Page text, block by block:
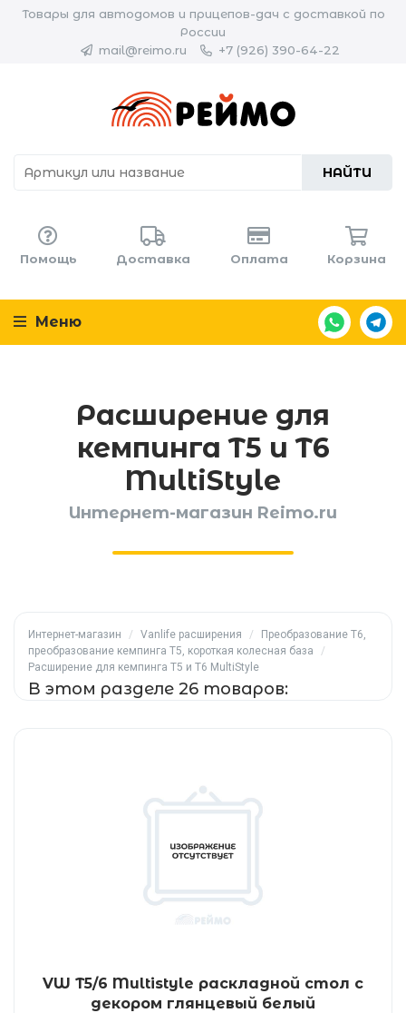
Товары для автодомов и прицепов-дач с доставкой по
России
mail@reimo.ru
+7 (926) 390-64-22
НАЙТИ
Помощь Доставка Оплата Корзина
Меню
Расширение для
кемпинга T5 и T6
MultiStyle
Интернет-магазин Reimo.ru
Интернет-магазин / Vanlife расширения /
Преобразование T6,
преобразование кемпинга T5, короткая колесная база
/
Расширение для кемпинга T5 и T6 MultiStyle
В этом разделе 26 товаров:
VW T5/6 Multistyle раскладной стол с
декором глянцевый белый